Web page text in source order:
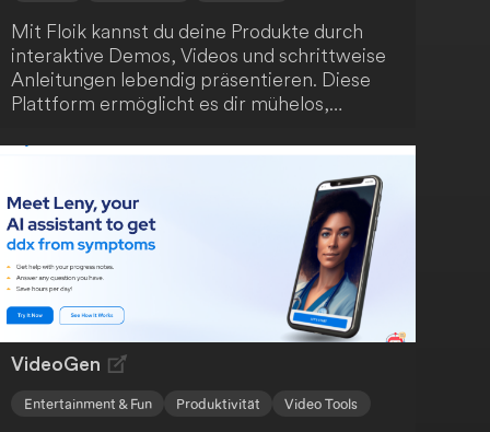
Mit Floik kannst du deine Produkte durch
interaktive Demos, Videos und schrittweise
Anleitungen lebendig präsentieren. Diese
Plattform ermöglicht es dir mühelos,
auch wenn sich dein Produkt schnell
weiterentwickelt. Fördere das Verständnis
deiner Nutzer, steigere die
Kundenzufriedenheit und unterstütze die
Produktnutzung.
VideoGen
Entertainment & Fun Produktivität Video Tools